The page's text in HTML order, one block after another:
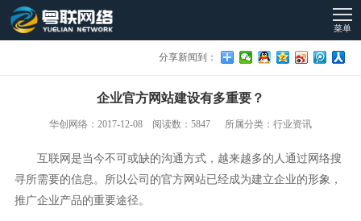
菜单
分享新闻到：
企业官方网站建设有多重要？
华创网络：2017-12-08 阅读数：5847 所属分类：行业资讯
互联网是当今不可或缺的沟通方式，越来越多的人通过网络搜
寻所需要的信息。所以公司的官方网站已经成为建立企业的形象，
推广企业产品的重要途径。